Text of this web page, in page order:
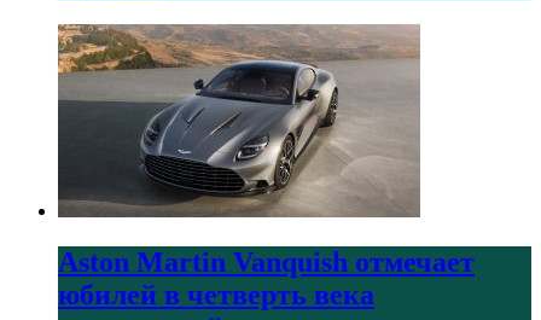
Aston Martin Vanquish отмечает
юбилей в четверть века